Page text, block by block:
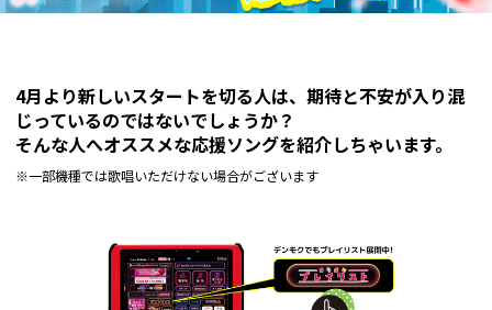
4月より新しいスタートを切る人は、期待と不安が入り混
じっているのではないでしょうか？
そんな人へオススメな応援ソングを紹介しちゃいます。
※一部機種では歌唱いただけない場合がございます